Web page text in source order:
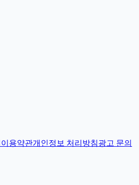
이용약관개인정보 처리방침광고 문의